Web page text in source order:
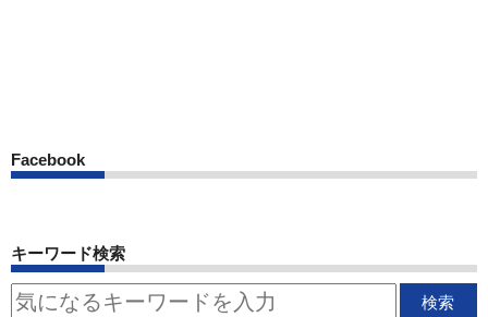
Facebook
キーワード検索